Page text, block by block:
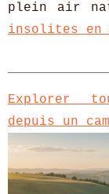
plein air
insolites en
Explorer
depuis un